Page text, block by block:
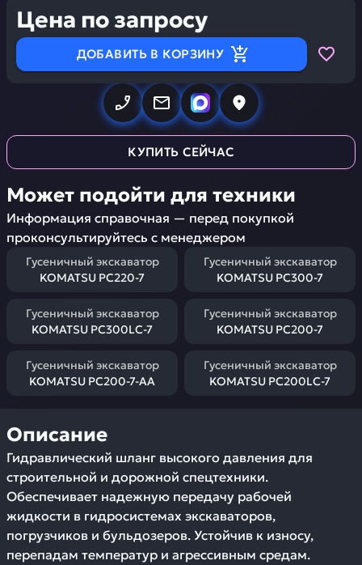
Цена по запросу
ДОБАВИТЬ В КОРЗИНУ
КУПИТЬ СЕЙЧАС
Может подойти для техники
Информация справочная — перед покупкой
проконсультируйтесь с менеджером
Гусеничный экскаватор
KOMATSU PC220-7
Гусеничный экскаватор
KOMATSU PC300-7
Гусеничный экскаватор
KOMATSU PC300LC-7
Гусеничный экскаватор
KOMATSU PC200-7
Гусеничный экскаватор
KOMATSU PC200-7-AA
Гусеничный экскаватор
KOMATSU PC200LC-7
Описание
Гидравлический шланг высокого давления для
строительной и дорожной спецтехники.
Обеспечивает надежную передачу рабочей
жидкости в гидросистемах экскаваторов,
погрузчиков и бульдозеров. Устойчив к износу,
перепадам температур и агрессивным средам.